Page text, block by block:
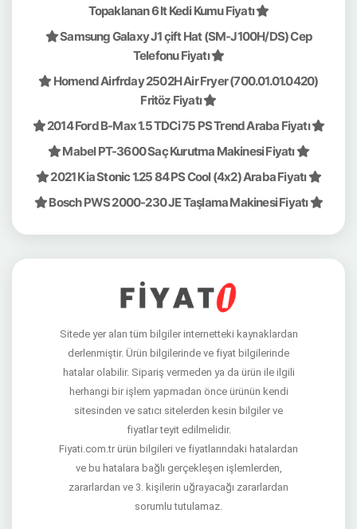
Topaklanan 6 lt Kedi Kumu Fiyatı
Samsung Galaxy J1 çift Hat (SM-J100H/DS) Cep
Telefonu Fiyatı
Homend Airfrday 2502H Air Fryer (700.01.01.0420)
Fritöz Fiyatı
2014 Ford B-Max 1.5 TDCi 75 PS Trend Araba Fiyatı
Mabel PT-3600 Saç Kurutma Makinesi Fiyatı
2021 Kia Stonic 1.25 84 PS Cool (4x2) Araba Fiyatı
Bosch PWS 2000-230 JE Taşlama Makinesi Fiyatı
Sitede yer alan tüm bilgiler internetteki kaynaklardan
derlenmiştir. Ürün bilgilerinde ve fiyat bilgilerinde
hatalar olabilir. Sipariş vermeden ya da ürün ile ilgili
herhangi bir işlem yapmadan önce ürünün kendi
sitesinden ve satıcı sitelerden kesin bilgiler ve
fiyatlar teyit edilmelidir.
Fiyati.com.tr ürün bilgileri ve fiyatlarındaki hatalardan
ve bu hatalara bağlı gerçekleşen işlemlerden,
zararlardan ve 3. kişilerin uğrayacağı zararlardan
sorumlu tutulamaz.